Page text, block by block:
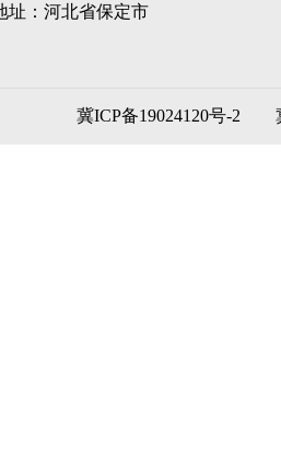
址：河北省保定市
冀ICP备19024120号-2